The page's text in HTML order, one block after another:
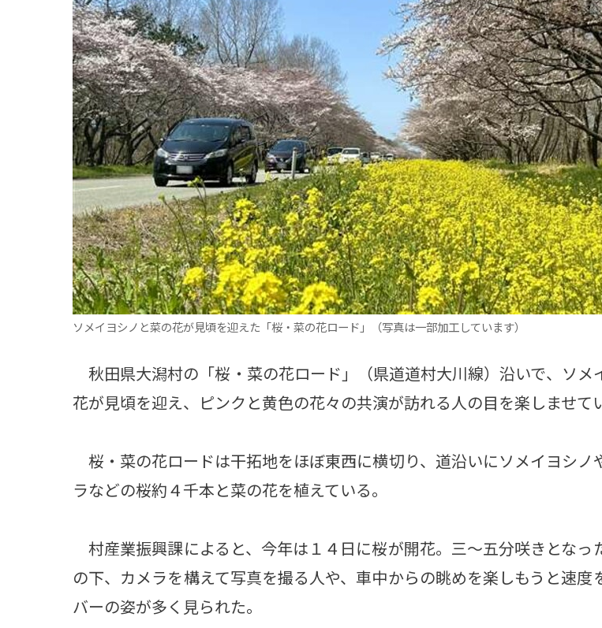
ソメイヨシノと菜の花が見頃を迎えた「桜・菜の花ロード」（写真は一部加工しています）
秋田県大潟村の「桜・菜の花ロード」（県道道村大川線）沿いで、ソメ
花が見頃を迎え、ピンクと黄色の花々の共演が訪れる人の目を楽しませて
桜・菜の花ロードは干拓地をほぼ東西に横切り、道沿いにソメイヨシノ
ラなどの桜約４千本と菜の花を植えている。
村産業振興課によると、今年は１４日に桜が開花。三～五分咲きとなっ
の下、カメラを構えて写真を撮る人や、車中からの眺めを楽しもうと速度
バーの姿が多く見られた。
まつり・イベント
おみやげ・特産
道の駅・産直
アウトドア・レジャー
ご当地グルメ